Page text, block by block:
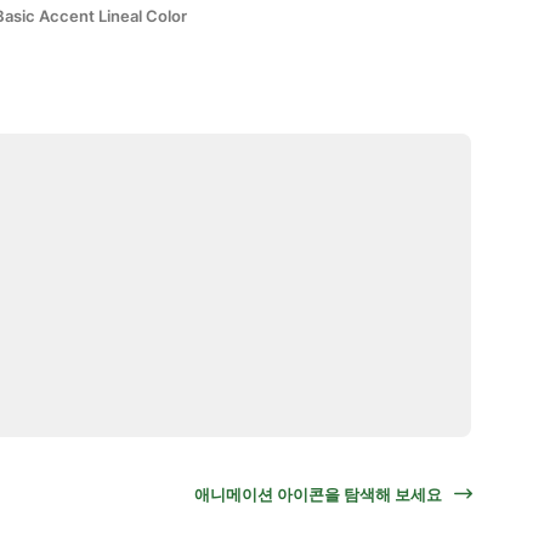
Accent Lineal Color
애니메이션 아이콘을 탐색해 보세요